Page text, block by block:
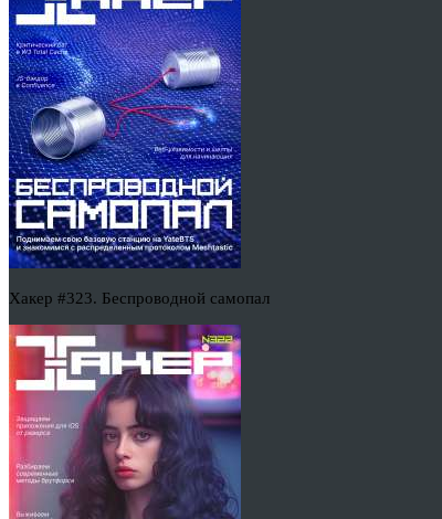
Хакер #323. Беспроводной самопал